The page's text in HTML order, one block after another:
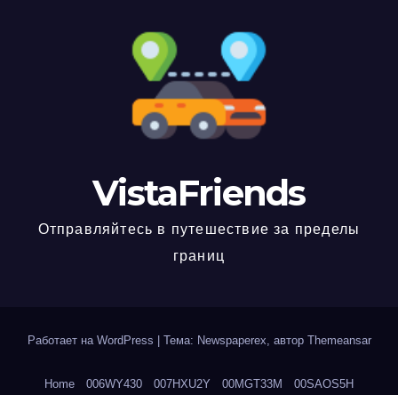
VistaFriends
Отправляйтесь в путешествие за пределы
границ
Работает на WordPress Тема: Newspaperex, автор Themeansar
Home 006WY430 007HXU2Y 00MGT33M 00SAOS5H